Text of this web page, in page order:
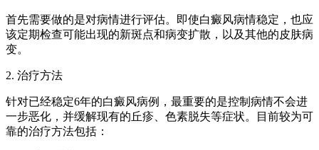
首先需要做的是对病情进行评估。即使白癜风病情稳定，也应
该定期检查可能出现的新斑点和病变扩散，以及其他的皮肤病
变。
2. 治疗方法
针对已经稳定6年的白癜风病例，最重要的是控制病情不会进
一步恶化，并缓解现有的丘疹、色素脱失等症状。目前较为可
靠的治疗方法包括：